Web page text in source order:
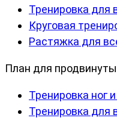
Тренировка для
Круговая
Растяжка для
План для
Тренировка ног
Тренировка для